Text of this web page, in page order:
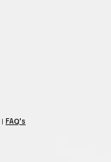
| FAQ's